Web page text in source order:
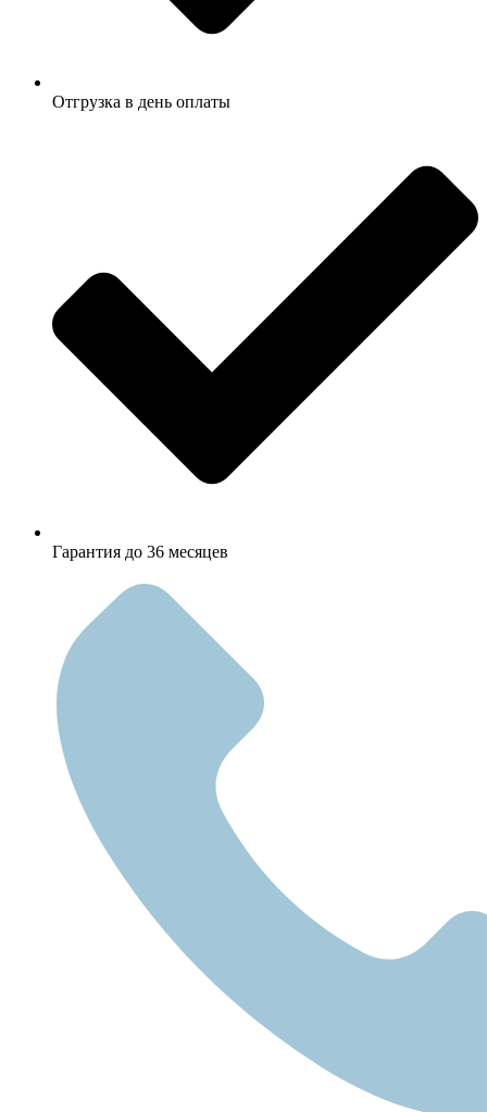
Отгрузка в день оплаты
Гарантия до 36 месяцев